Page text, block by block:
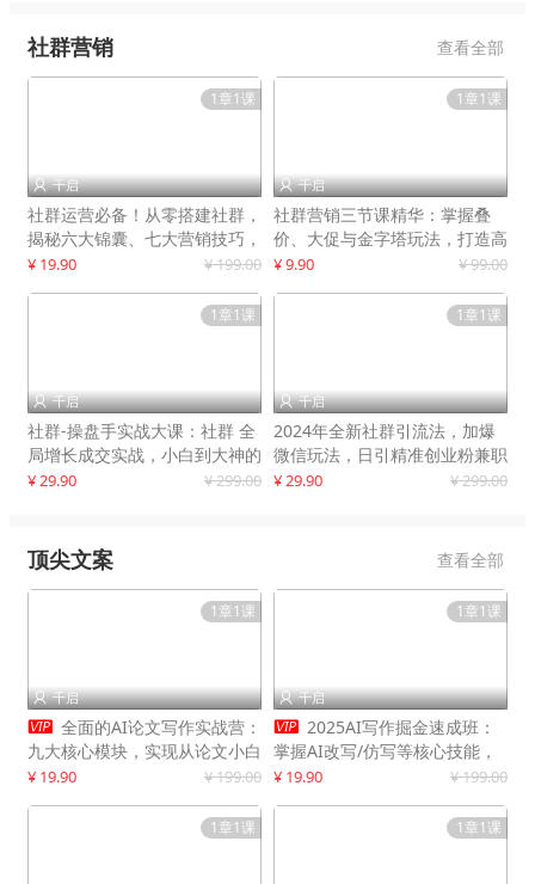
社群营销 查看全部
1章1课
 千启
社群运营必备！从零搭建社群，
揭秘六大锦囊、七大营销技巧，
打造火爆社群
¥ 19.90 ¥ 199.00
1章1课
 千启
社群营销三节课精华：掌握叠
价、大促与金字塔玩法，打造高
效营销体系
¥ 9.90 ¥ 99.00
1章1课
 千启
社群-操盘手实战大课：社群 全
局增长成交实战，小白到大神的
进阶之路
¥ 29.90 ¥ 299.00
1章1课
 千启
2024年全新社群引流法，加爆
微信玩法，日引精准创业粉兼职
粉200+
¥ 29.90 ¥ 299.00
顶尖文案 查看全部
1章1课
 千启
 全面的AI论文写作实战营：
九大核心模块，实现从论文小白
到高效产出的跨越
¥ 19.90 ¥ 199.00
1章1课
 千启
 2025AI写作掘金速成班：
掌握AI改写/仿写等核心技能，
实现单篇文案变现500+
¥ 19.90 ¥ 199.00
1章1课 1章1课